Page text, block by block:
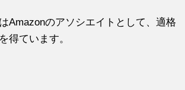
Amazonのアソシエイトとして、適格
得ています。